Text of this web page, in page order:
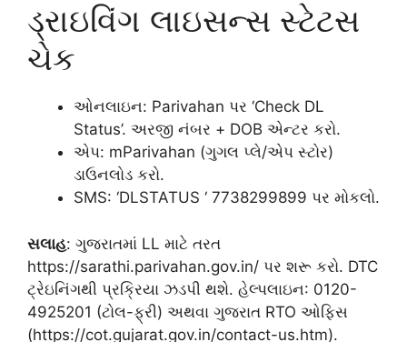
ડ્રાઇવિંગ લાઇસન્સ સ્ટેટસ
ચેક
ઓનલાઇન: Parivahan પર ‘Check DL
Status’. અરજી નંબર + DOB એન્ટર કરો.
એપ: mParivahan (ગુગલ પ્લે/એપ સ્ટોર)
ડાઉનલોડ કરો.
SMS: ‘DLSTATUS ‘ 7738299899 પર મોકલો.
સલાહ: ગુજરાતમાં LL માટે તરત
https://sarathi.parivahan.gov.in/ પર શરૂ કરો. DTC
ટ્રેઇનિંગથી પ્રક્રિયા ઝડપી થશે. હેલ્પલાઇન: 0120-
4925201 (ટોલ-ફ્રી) અથવા ગુજરાત RTO ઓફિસ
(https://cot.gujarat.gov.in/contact-us.htm).